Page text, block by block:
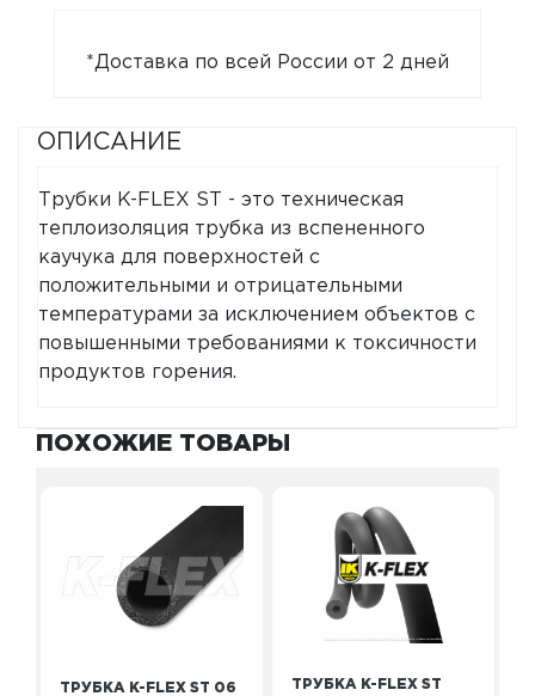
*Доставка по всей России от 2 дней
ОПИСАНИЕ
Трубки K-FLEX ST - это техническая
теплоизоляция трубка из вспененного
каучука для поверхностей с
положительными и отрицательными
температурами за исключением объектов с
повышенными требованиями к токсичности
продуктов горения.
ПОХОЖИЕ ТОВАРЫ
ТРУБКА K-FLEX ST 06
ТРУБКА K-FLEX ST